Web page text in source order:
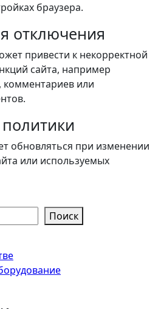
браузера.
отключения
привести к некорректной
сайта, например
комментариев или
обновляться при изменении
или используемых
Поиск